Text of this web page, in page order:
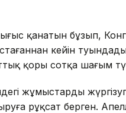
қанатын бұзып,
кейін
қоры сотқа шағым
жұмыстарды
рұқсат берген.